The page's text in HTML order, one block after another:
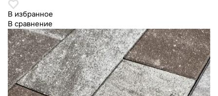
В избранное
В сравнение